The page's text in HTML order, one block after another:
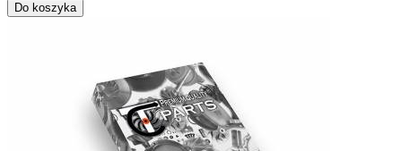
Do koszyka